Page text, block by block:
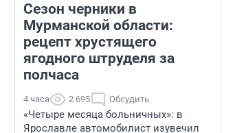
Сезон черники в
Мурманской области:
рецепт хрустящего
ягодного штруделя за
полчаса
4 часа 2 695 Обсудить
«Четыре месяца больничных»: в
Ярославле автомобилист изувечил